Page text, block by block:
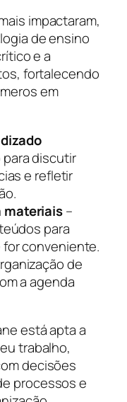
impactaram,
de ensino
e a
fortalecendo
em
discutir
e refletir
materiais–
para
conveniente.
de
a agenda
está apta a
trabalho,
decisões
processos e